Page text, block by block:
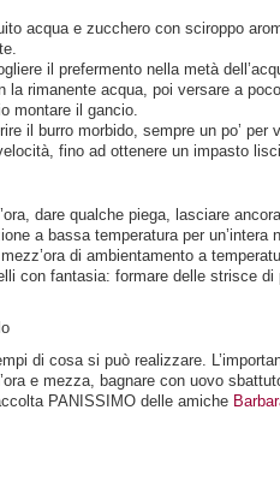
acqua e zucchero con sciroppo
il prefermento nella metà
la rimanente acqua, poi versare a
montare il gancio.
il burro morbido, sempre un po’ per
fino ad ottenere un impasto
dare qualche piega, lasciare
a bassa temperatura per un’intera
di ambientamento a
con fantasia: formare delle strisce
di cosa si può realizzare.
e mezza, bagnare con uovo
PANISSIMO delle amiche